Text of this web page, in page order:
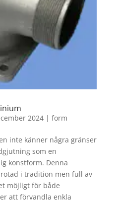
2024| form
inte känner några gränser
som en
konstform. Denna
i tradition men full av
möjligt för både
att förvandla enkla